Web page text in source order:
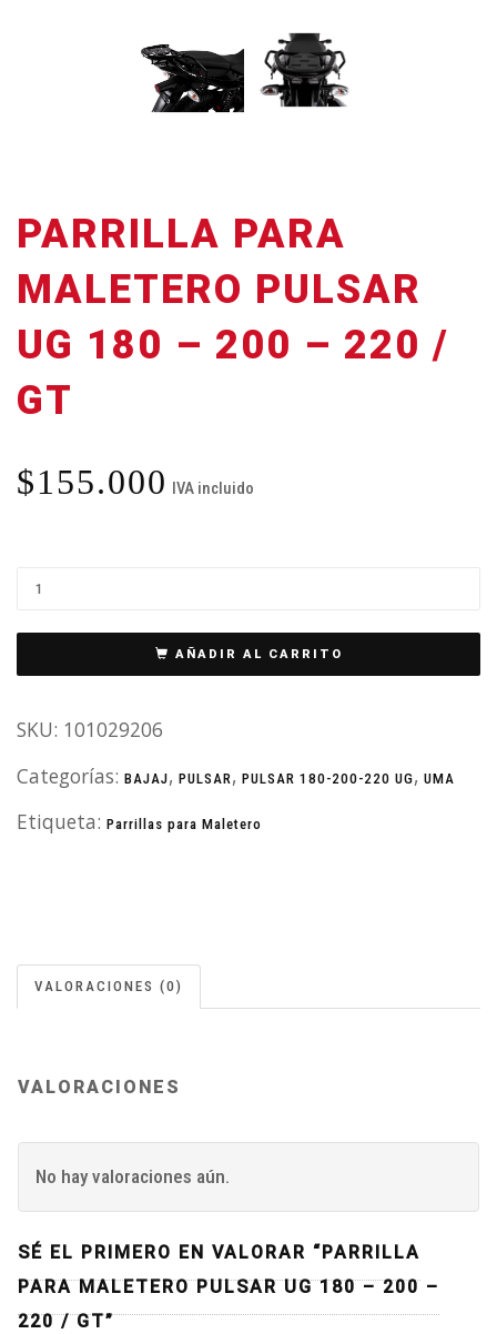
PARRILLA PARA
MALETERO PULSAR
UG 180 – 200 – 220 /
GT
$155.000 IVA incluido
AÑADIR AL CARRITO
SKU: 101029206
Categorías: BAJAJ, PULSAR, PULSAR 180-200-220 UG, UMA
Etiqueta: Parrillas para Maletero
VALORACIONES (0)
VALORACIONES
No hay valoraciones aún.
SÉ EL PRIMERO EN VALORAR “PARRILLA
PARA MALETERO PULSAR UG 180 – 200 –
220 / GT”